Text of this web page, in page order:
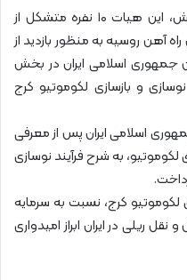
به گزارش ریل ایران؛ بر اساس این گزارش، این هیات ۱۰ نفره متشکل از
آهن روسیه به منظور بازدید از
جمهوری اسلامی ایران در بخش
و بازسازی لکوموتیو کرج
اسلامی ایران پس از معرفی
به شرح فرآیند نوسازی
کرج، نسبت به سرمایه
ریلی در ایران ابراز امیدواری